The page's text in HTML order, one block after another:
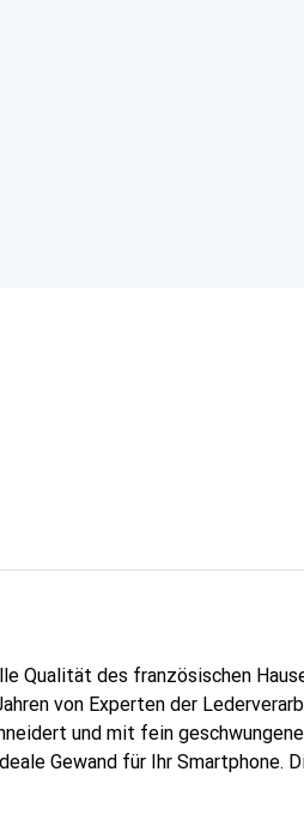
Qualität des französischen
von Experten der
und mit fein
Gewand für Ihr Smartphone.